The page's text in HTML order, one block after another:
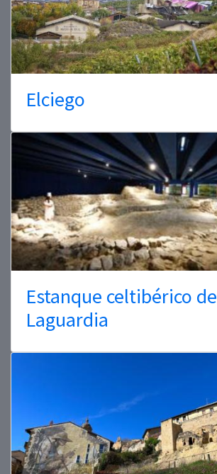
Elciego
Estanque celtibérico de
Laguardia